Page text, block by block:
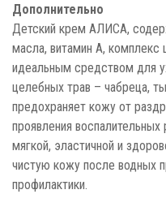
Дополнительно
Детский крем АЛИСА,
масла, витамин А, комплекс
идеальным средством для
целебных трав – чабреца,
предохраняет кожу от
проявления
мягкой, эластичной и
чистую кожу после водных
профилактики.